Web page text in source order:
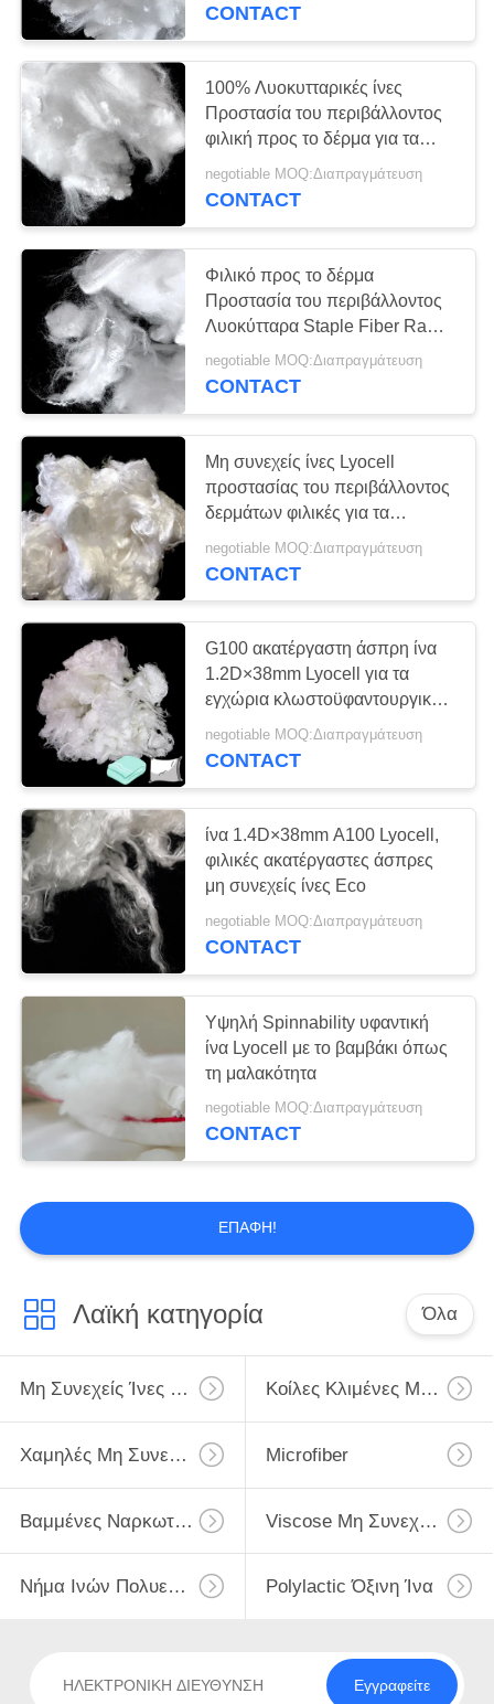
Ίνα
πολυπροπυλενίου
Ακρυλική ίνα
Ίνα πολυεστέρα
Bicomponent
CONTACT
100% Λυοκυτταρικές ίνες
Προστασία του περιβάλλοντος
φιλική προς το δέρμα για τα
προϊόντα μωρών
negotiable MOQ:Διαπραγμάτευση
CONTACT
Φιλικό προς το δέρμα
Προστασία του περιβάλλοντος
Λυοκύτταρα Staple Fiber Raw
white
negotiable MOQ:Διαπραγμάτευση
CONTACT
Μη συνεχείς ίνες Lyocell
προστασίας του περιβάλλοντος
δερμάτων φιλικές για τα
προϊόντα μωρών
negotiable MOQ:Διαπραγμάτευση
CONTACT
G100 ακατέργαστη άσπρη ίνα
1.2D×38mm Lyocell για τα
εγχώρια κλωστοϋφαντουργικά
προϊόντα/τις του προσώπου
μάσκες
negotiable MOQ:Διαπραγμάτευση
CONTACT
ίνα 1.4D×38mm A100 Lyocell,
φιλικές ακατέργαστες άσπρες
μη συνεχείς ίνες Eco
negotiable MOQ:Διαπραγμάτευση
CONTACT
Υψηλή Spinnability υφαντική
ίνα Lyocell με το βαμβάκι όπως
τη μαλακότητα
negotiable MOQ:Διαπραγμάτευση
CONTACT
ΕΠΑΦΉ!
Λαϊκή κατηγορία Όλα
Μη Συνεχείς Ίνες Πολυεστέρα Κοίλες Κλιμένες Μη Συνεχείς Ίνες Πολυεστέρα
Χαμηλές Μη Συνεχείς Ίνες Πολυεστέρα Λειωμένων Μετάλλων Microfiber
Βαμμένες Ναρκωτικές Ουσίες Μη Συνεχείς Ίνες Πολυεστέρα Viscose Μη Συνεχείς Ίνες
Νήμα Ινών Πολυεστέρα Polylactic Όξινη Ίνα
Εγγραφείτε